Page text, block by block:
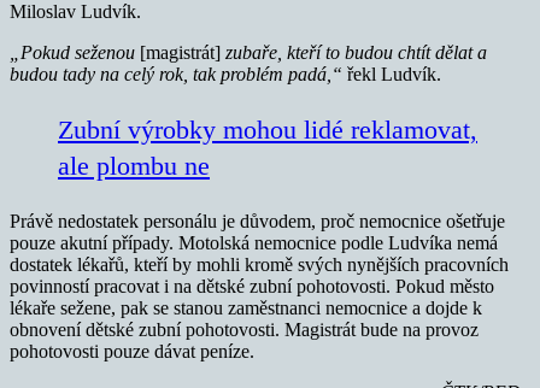
Miloslav Ludvík.
„Pokud seženou [magistrát] zubaře, kteří to budou chtít dělat a
budou tady na celý rok, tak problém padá,“ řekl Ludvík.
Zubní výrobky mohou lidé reklamovat,
ale plombu ne
Právě nedostatek personálu je důvodem, proč nemocnice ošetřuje
pouze akutní případy. Motolská nemocnice podle Ludvíka nemá
dostatek lékařů, kteří by mohli kromě svých nynějších pracovních
povinností pracovat i na dětské zubní pohotovosti. Pokud město
lékaře sežene, pak se stanou zaměstnanci nemocnice a dojde k
obnovení dětské zubní pohotovosti. Magistrát bude na provoz
pohotovosti pouze dávat peníze.